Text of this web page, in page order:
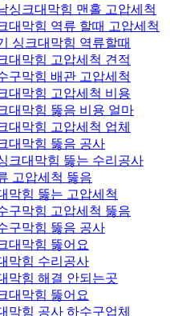
싱크대막힘 맨홀 고압세척
대막힘 역류 할때 고압세척
싱크대막힘 역류할때
대막힘 고압세척 견적
구막힘 배관 고압세척
대막힘 고압세척 비용
대막힘 뚫음 비용 얼마
대막힘 고압세척 업체
대막힘 뚫음 공사
크대막힘 뚫는 수리공사
고압세척 뚫음
막힘 뚫는 고압세척
구막힘 고압세척 뚫음
구막힘 뚫음 공사
대막힘 뚫어요
막힘 수리공사
막힘 해결 안되는곳
대막힘 뚫어요
막힘 공사 하수구업체